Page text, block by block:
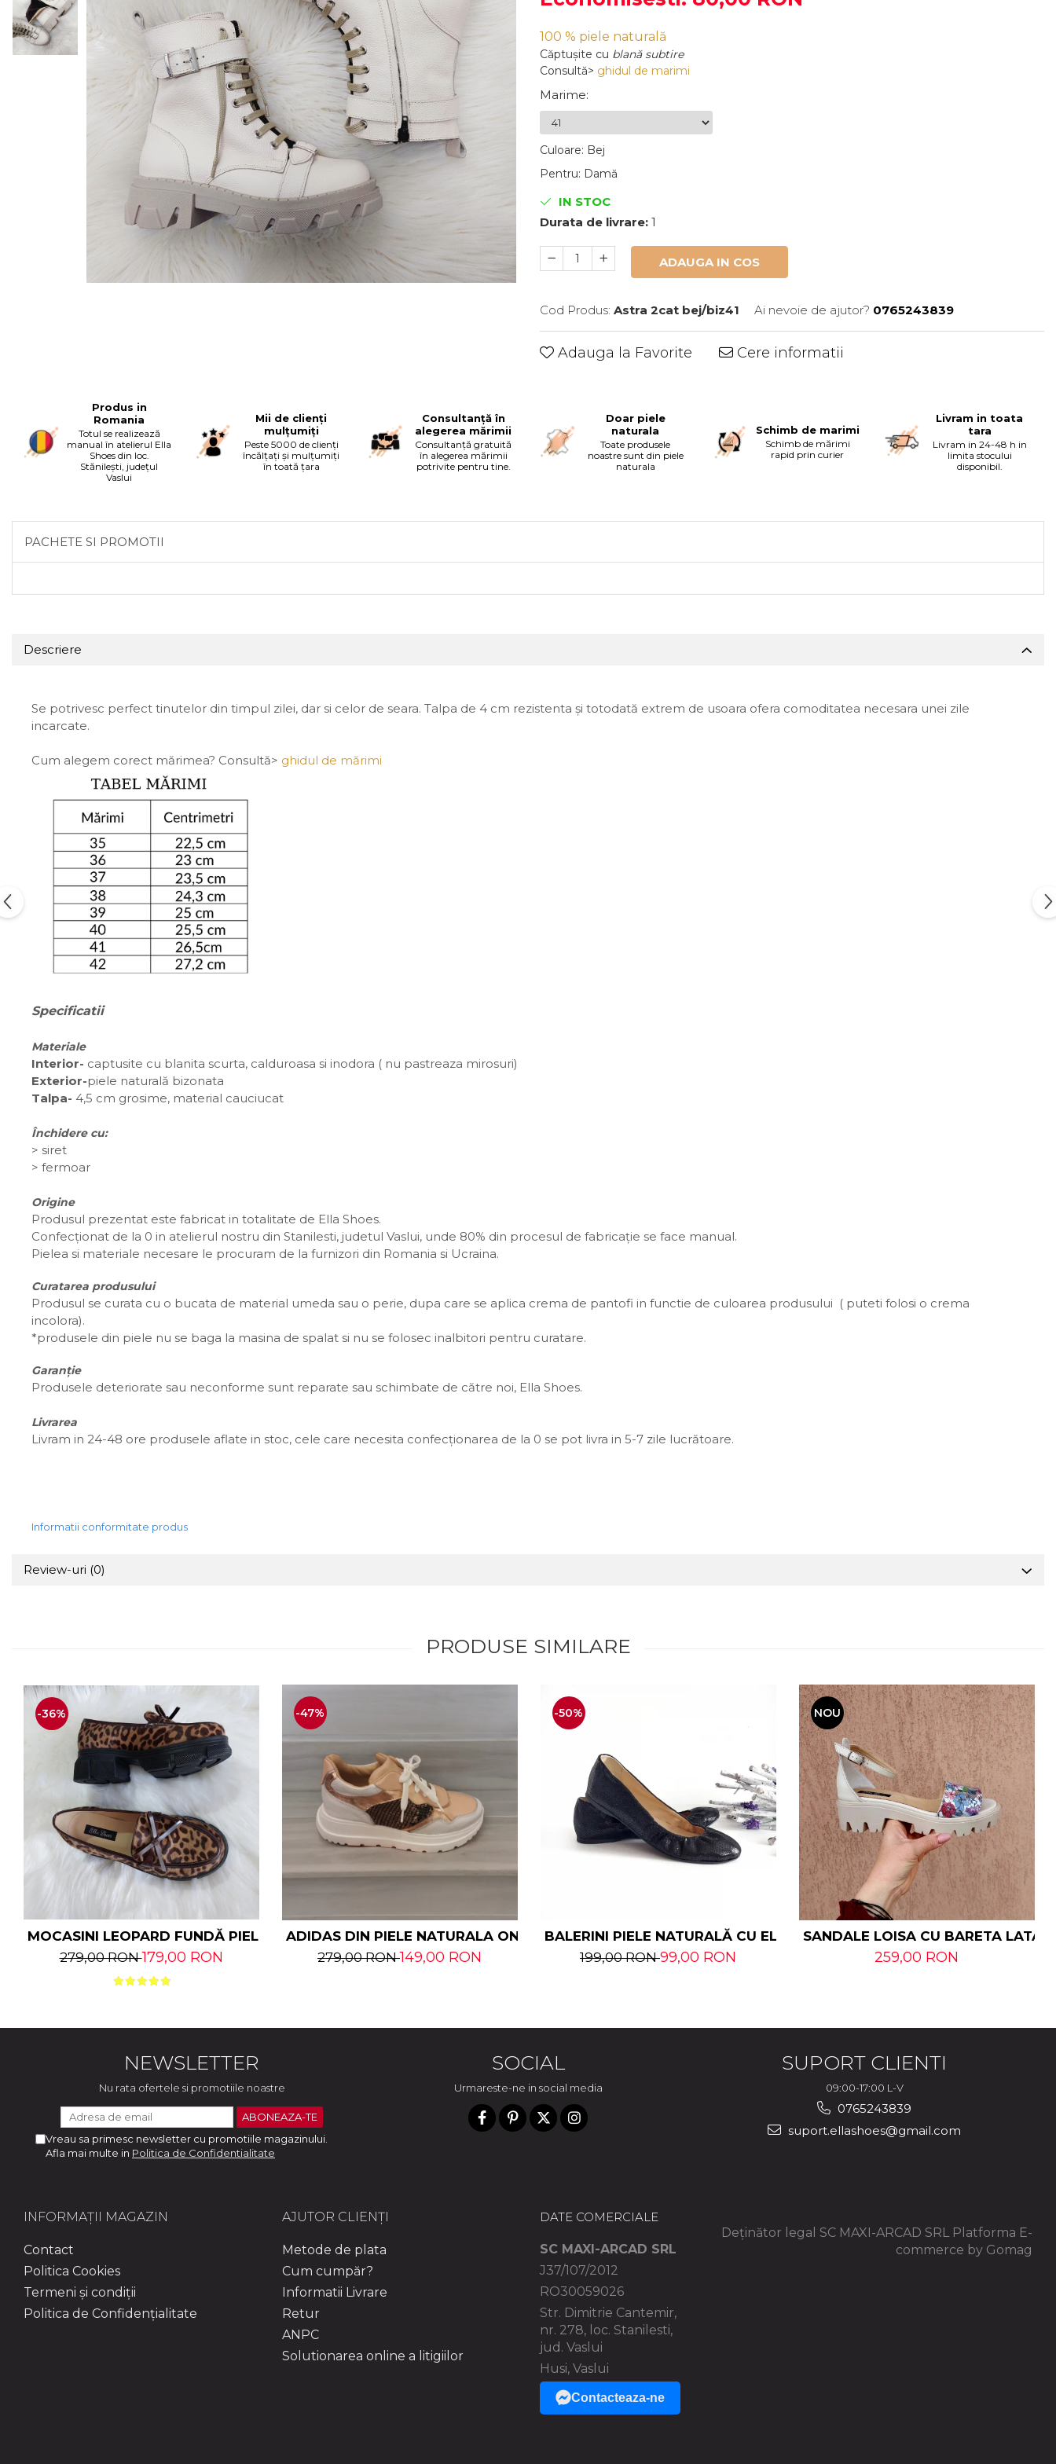
100 % piele naturală
Căptușite cu blană subtire
Consultă> ghidul de marimi
Marime:
Culoare: Bej
Pentru: Damă
IN STOC
Durata de livrare: 1
ADAUGA IN COS
Cod Produs: Astra 2cat bej/biz41 Ai nevoie de ajutor? 0765243839
Adauga la Favorite Cere informatii
Produs in
Romania
Totul se realizează
manual în atelierul Ella
Shoes din loc.
Stănilești, județul
Vaslui
Mii de clienți
mulțumiți
Peste 5000 de clienți
încălțați și mulțumiți
în toată țara
Consultanță în
alegerea mărimii
Consultanță gratuită
în alegerea mărimii
potrivite pentru tine.
Doar piele
naturala
Toate produsele
noastre sunt din piele
naturala
Schimb de marimi
Schimb de mărimi
rapid prin curier
Livram in toata
tara
Livram in 24-48 h in
limita stocului
disponibil.
PACHETE SI PROMOTII
Descriere
Se potrivesc perfect tinutelor din timpul zilei, dar si celor de seara. Talpa de 4 cm rezistenta și totodată extrem de usoara ofera comoditatea necesara unei zile
incarcate.
Cum alegem corect mărimea? Consultă> ghidul de mărimi
Specificatii
Materiale
Interior- captusite cu blanita scurta, calduroasa si inodora ( nu pastreaza mirosuri)
Exterior-piele naturală bizonata
Talpa- 4,5 cm grosime, material cauciucat
Închidere cu:
> siret
> fermoar
Origine
Produsul prezentat este fabricat in totalitate de Ella Shoes.
Confecționat de la 0 in atelierul nostru din Stanilesti, judetul Vaslui, unde 80% din procesul de fabricație se face manual.
Pielea si materiale necesare le procuram de la furnizori din Romania si Ucraina.
Curatarea produsului
Produsul se curata cu o bucata de material umeda sau o perie, dupa care se aplica crema de pantofi in functie de culoarea produsului ( puteti folosi o crema
incolora).
*produsele din piele nu se baga la masina de spalat si nu se folosec inalbitori pentru curatare.
Garanție
Produsele deteriorate sau neconforme sunt reparate sau schimbate de către noi, Ella Shoes.
Livrarea
Livram in 24-48 ore produsele aflate in stoc, cele care necesita confecționarea de la 0 se pot livra in 5-7 zile lucrătoare.
Informatii conformitate produs
Review-uri (0)
PRODUSE SIMILARE
-36%
MOCASINI LEOPARD FUNDĂ PIELE NATURALĂ
279,00 RON179,00 RON
-47%
ADIDAS DIN PIELE NATURALA ONIKA
279,00 RON149,00 RON
-50%
BALERINI PIELE NATURALĂ CU ELASTIC
199,00 RON99,00 RON
NOU
SANDALE LOISA CU BARETA LATA
259,00 RON
NEWSLETTER
Nu rata ofertele si promotiile noastre
Vreau sa primesc newsletter cu promotiile magazinului.
Afla mai multe in Politica de Confidentialitate
SOCIAL
Urmareste-ne in social media
SUPORT CLIENTI
09:00-17:00 L-V
0765243839
suport.ellashoes@gmail.com
INFORMAȚII MAGAZIN
Contact
Politica Cookies
Termeni și condiții
Politica de Confidențialitate
AJUTOR CLIENȚI
Metode de plata
Cum cumpăr?
Informatii Livrare
Retur
ANPC
Solutionarea online a litigiilor
DATE COMERCIALE
SC MAXI-ARCAD SRL
J37/107/2012
RO30059026
Str. Dimitrie Cantemir,
nr. 278, loc. Stanilesti,
jud. Vaslui
Husi, Vaslui
Contacteaza-ne
Deținător legal SC MAXI-ARCAD SRL Platforma E-
commerce by Gomag